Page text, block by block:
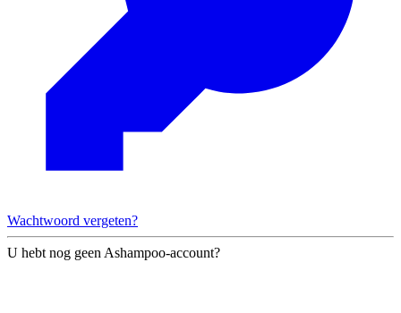
Wachtwoord vergeten?
U hebt nog geen Ashampoo-account?